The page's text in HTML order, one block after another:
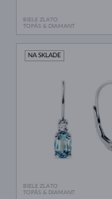
BIELE ZLATO
TOPÁS & DIAMANT
BIELE ZLATO
TOPÁS & DIAMANT
NA SKLADE